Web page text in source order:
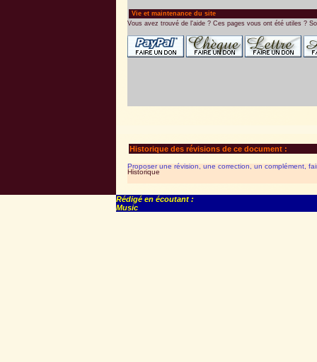
Vie et maintenance du site
Vous avez trouvé de l'aide ? Ces pages vous ont été utiles ?
Historique des révisions de ce document :
Proposer une révision, une correction, un complément,
Historique
Rédigé en écoutant :
Music